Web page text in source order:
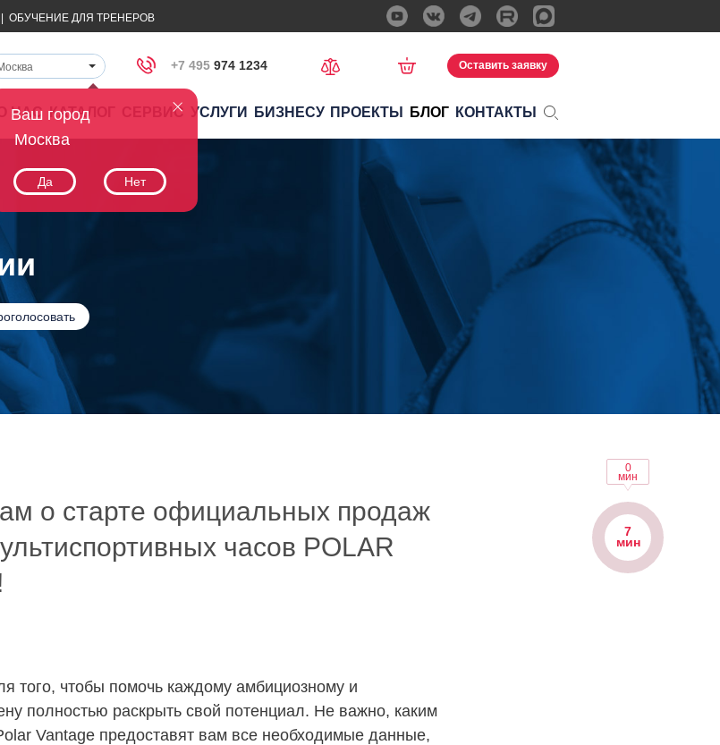
ОБУЧЕНИЕ ДЛЯ ТРЕНЕРОВ
Ваш город
Москва
Да Нет
+7 495 974 1234 Оставить заявку
О НАС КАТАЛОГ СЕРВИС УСЛУГИ БИЗНЕСУ ПРОЕКТЫ БЛОГ КОНТАКТЫ
0
мин
7
мин
о старте официальных продаж
часов POLAR
того, чтобы помочь каждому амбициозному и
полностью раскрыть свой потенциал. Не важно, каким
Vantage предоставят вам все необходимые данные,